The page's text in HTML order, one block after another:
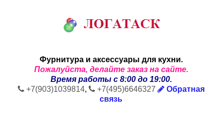
Фурнитура и аксессуары для кухни.
Пожалуйста, делайте заказ на сайте.
Время работы с 8:00 до 19:00.
+7(903)1039814, +7(495)6646327
Обратная
связь